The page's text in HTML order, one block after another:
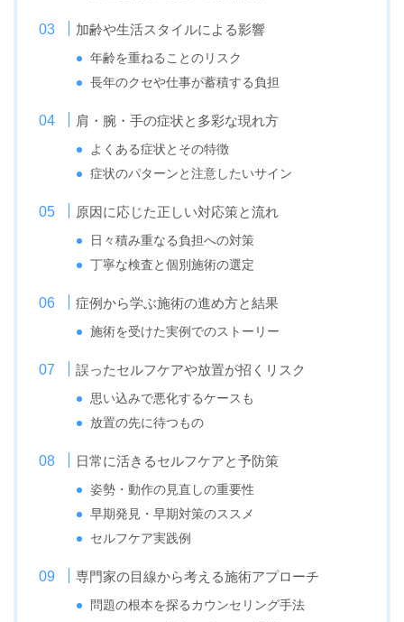
加齢や生活スタイルによる影響
年齢を重ねることのリスク
長年のクセや仕事が蓄積する負担
肩・腕・手の症状と多彩な現れ方
よくある症状とその特徴
症状のパターンと注意したいサイン
原因に応じた正しい対応策と流れ
日々積み重なる負担への対策
丁寧な検査と個別施術の選定
症例から学ぶ施術の進め方と結果
施術を受けた実例でのストーリー
誤ったセルフケアや放置が招くリスク
思い込みで悪化するケースも
放置の先に待つもの
日常に活きるセルフケアと予防策
姿勢・動作の見直しの重要性
早期発見・早期対策のススメ
セルフケア実践例
専門家の目線から考える施術アプローチ
問題の根本を探るカウンセリング手法